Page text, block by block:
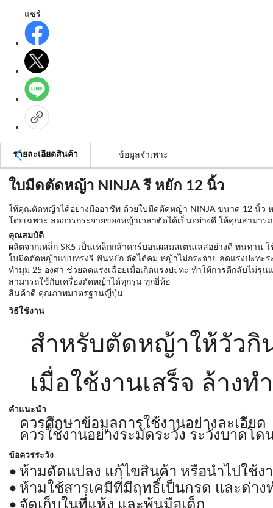
แชร์
รายละเอียดสินค้า ข้อมูลจำเพาะ
ใบมีดตัดหญ้า NINJA รี หยัก 12 นิ้ว
ให้คุณตัดหญ้าได้อย่างมืออาชีพ ด้วยใบมีดตัดหญ้า NINJA ขนาด 12 นิ้ว
โดยเฉพาะ ลดการกระจายของหญ้าเวลาตัดได้เป็นอย่างดี ให้คุณสามา
คุณสมบัติ
ผลิตจากเหล็ก SK5 เป็นเหล็กกล้าคาร์บอนผสมสเตนเลสอย่างดี ทนทาน
ใบมีดตัดหญ้าแบบทรงรี ฟันหยัก ตัดได้คม หญ้าไม่กระจาย ลดแรงปะทะ
ทำมุม 25 องศา ช่วยลดแรงเฉื่อยเมื่อเกิดแรงปะทะ ทำให้การตีกลับไม่รุน
สามารถใช้กับเครื่องตัดหญ้าได้ทุกรุ่น ทุกยี่ห้อ
สินค้าดี คุณภาพมาตรฐานญี่ปุ่น
วิธีใช้งาน
สำหรับตัดหญ้าให้วัวกิ
เมื่อใช้งานเสร็จ ล้าง
คำแนะนำ
ควรศึกษาข้อมูลการใช้งานอย่างละเอียด
ควรใช้งานอย่างระมัดระวัง ระวังบาดโด
ข้อควรระวัง
ห้ามดัดแปลง แก้ไขสินค้า หรือนำไปใช้ง
ห้ามใช้สารเคมีที่มีฤทธิ์เป็นกรด และด่าง